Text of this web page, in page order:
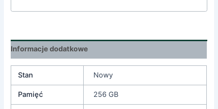
Informacje dodatkowe
Stan Nowy
Pamięć 256 GB